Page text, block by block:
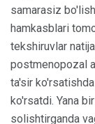
samarasiz
hamkasblari
tekshiruvlar
postmenopozal
ta'sir
ko'rsatdi. Yana
solishtirganda